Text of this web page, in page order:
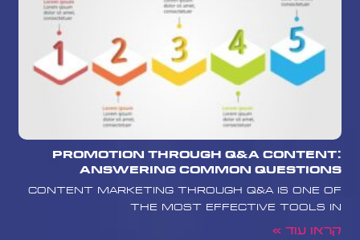
Promotion Through Q&A Content:
Answering Common Questions
Content marketing through Q&A is one of
the most effective tools in
קראו עוד »